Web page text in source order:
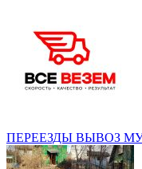
ПЕРЕЕЗДЫ ВЫВОЗ